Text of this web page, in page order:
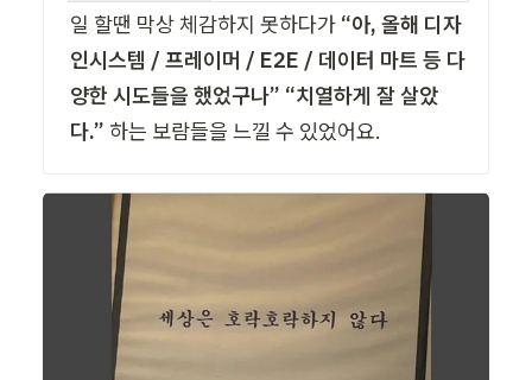
일 할땐 막상 체감하지 못하다가 “아, 올해 디자
인시스템 / 프레이머 / E2E / 데이터 마트 등 다
양한 시도들을 했었구나” “치열하게 잘 살았
다.” 하는 보람들을 느낄 수 있었어요.